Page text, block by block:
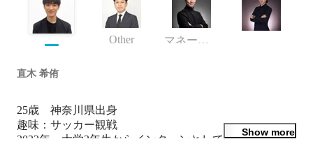
Other マネージャー
直木 希侑
25歳　神奈川県出身
趣味：サッカー観戦
2022年、大学3年生からインターンとしてスタート
Show more